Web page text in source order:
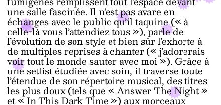
une salle fascinée. Il n’est pas avare en
échanges avec le public qu’il taquine (« à
celle-là vous l’attendiez tous »), parle de
l’évolution de son style et bien sûr l’exhorte à
de multiples reprises à chanter (« j’adorerais
voir tout le monde sauter avec moi »). Grâce à
une setlist étudiée avec soin, il traverse toute
l’étendue de son répertoire musical, des titres
les plus doux (tels que « Answer The Night »
et « In This Dark Time ») aux morceaux